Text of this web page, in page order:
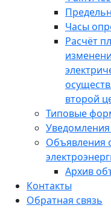
Часы
Расчёт
второй
Типовые
Объявления
Архив
Контакты
Обратная связь